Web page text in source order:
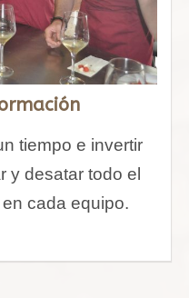
tiempo e invertir
y desatar todo el
cada equipo.